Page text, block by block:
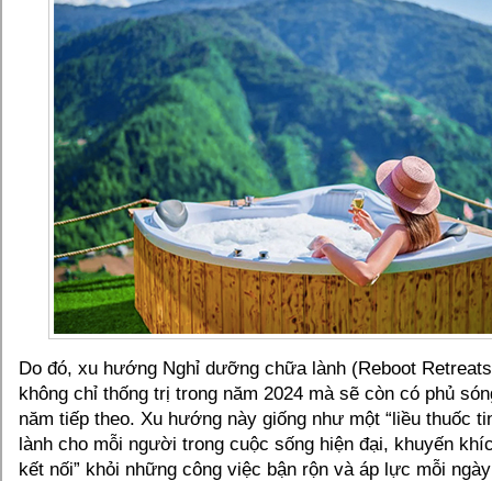
Do đó, xu hướng Nghỉ dưỡng chữa lành (Reboot
không chỉ thống trị trong năm 2024 mà sẽ còn có phủ
năm tiếp theo. Xu hướng này giống như một “liều thuốc
lành cho mỗi người trong cuộc sống hiện đại, khuyến
kết nối” khỏi những công việc bận rộn và áp lực mỗi